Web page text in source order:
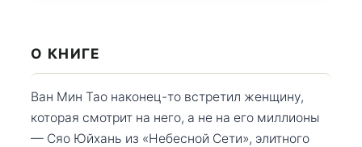
О КНИГЕ
Ван Мин Тао наконец-то встретил женщину,
которая смотрит на него, а не на его миллионы
— Сяо Юйхань из «Небесной Сети», элитного